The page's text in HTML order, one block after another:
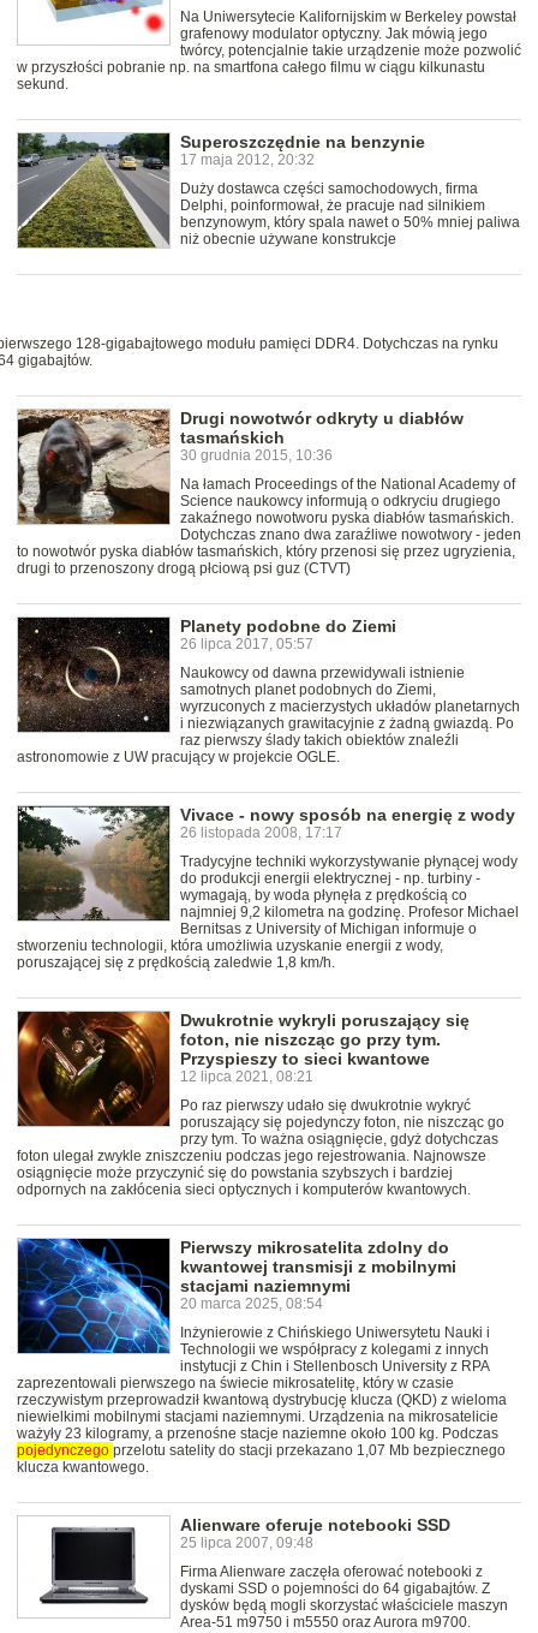
Na Uniwersytecie Kalifornijskim w Berkeley powstał
grafenowy modulator optyczny. Jak mówią jego
twórcy, potencjalnie takie urządzenie może pozwolić
w przyszłości pobranie np. na smartfona całego filmu w ciągu kilkunastu
sekund.
Superoszczędnie na benzynie
17 maja 2012, 20:32
Duży dostawca części samochodowych, firma
Delphi, poinformował, że pracuje nad silnikiem
benzynowym, który spala nawet o 50% mniej paliwa
niż obecnie używane konstrukcje
128-gigabajtowego modułu pamięci DDR4. Dotychczas na rynku
gigabajtów.
Drugi nowotwór odkryty u diabłów
tasmańskich
30 grudnia 2015, 10:36
Na łamach Proceedings of the National Academy of
Science naukowcy informują o odkryciu drugiego
zakaźnego nowotworu pyska diabłów tasmańskich.
Dotychczas znano dwa zaraźliwe nowotwory - jeden
to nowotwór pyska diabłów tasmańskich, który przenosi się przez ugryzienia,
drugi to przenoszony drogą płciową psi guz (CTVT)
Planety podobne do Ziemi
26 lipca 2017, 05:57
Naukowcy od dawna przewidywali istnienie
samotnych planet podobnych do Ziemi,
wyrzuconych z macierzystych układów planetarnych
i niezwiązanych grawitacyjnie z żadną gwiazdą. Po
raz pierwszy ślady takich obiektów znaleźli
astronomowie z UW pracujący w projekcie OGLE.
Vivace - nowy sposób na energię z wody
26 listopada 2008, 17:17
Tradycyjne techniki wykorzystywanie płynącej wody
do produkcji energii elektrycznej - np. turbiny -
wymagają, by woda płynęła z prędkością co
najmniej 9,2 kilometra na godzinę. Profesor Michael
Bernitsas z University of Michigan informuje o
stworzeniu technologii, która umożliwia uzyskanie energii z wody,
poruszającej się z prędkością zaledwie 1,8 km/h.
Dwukrotnie wykryli poruszający się
foton, nie niszcząc go przy tym.
Przyspieszy to sieci kwantowe
12 lipca 2021, 08:21
Po raz pierwszy udało się dwukrotnie wykryć
poruszający się pojedynczy foton, nie niszcząc go
przy tym. To ważna osiągnięcie, gdyż dotychczas
foton ulegał zwykle zniszczeniu podczas jego rejestrowania. Najnowsze
osiągnięcie może przyczynić się do powstania szybszych i bardziej
odpornych na zakłócenia sieci optycznych i komputerów kwantowych.
Pierwszy mikrosatelita zdolny do
kwantowej transmisji z mobilnymi
stacjami naziemnymi
20 marca 2025, 08:54
Inżynierowie z Chińskiego Uniwersytetu Nauki i
Technologii we współpracy z kolegami z innych
instytucji z Chin i Stellenbosch University z RPA
zaprezentowali pierwszego na świecie mikrosatelitę, który w czasie
rzeczywistym przeprowadził kwantową dystrybucję klucza (QKD) z wieloma
niewielkimi mobilnymi stacjami naziemnymi. Urządzenia na mikrosatelicie
ważyły 23 kilogramy, a przenośne stacje naziemne około 100 kg. Podczas
pojedynczego przelotu satelity do stacji przekazano 1,07 Mb bezpiecznego
klucza kwantowego.
Alienware oferuje notebooki SSD
25 lipca 2007, 09:48
Firma Alienware zaczęła oferować notebooki z
dyskami SSD o pojemności do 64 gigabajtów. Z
dysków będą mogli skorzystać właściciele maszyn
Area-51 m9750 i m5550 oraz Aurora m9700.